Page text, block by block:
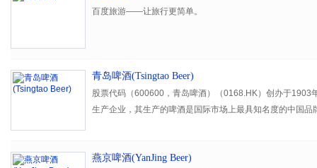
百度旅游——让旅行更简单。
青岛啤酒(Tsingtao Beer)
股票代码（600600，青岛啤酒）（0168.HK）创办于1903
生产企业，其生产的啤酒是国际市场上最具知名度的中国品
燕京啤酒(YanJing Beer)